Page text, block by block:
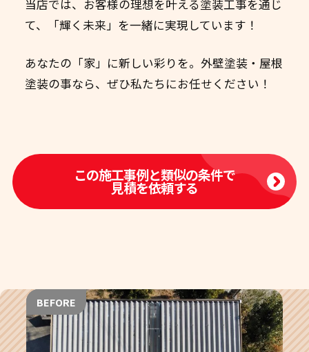
当店では、お客様の理想を叶える塗装工事を通じ
て、「輝く未来」を一緒に実現しています！
あなたの「家」に新しい彩りを。外壁塗装・屋根
塗装の事なら、ぜひ私たちにお任せください！
この施工事例と類似の条件で
見積を依頼する
BEFORE